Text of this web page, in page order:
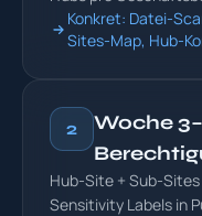
Konkret: Datei-
Sites-Map, Hub-
2
Woche
Hub-Site + Sub-
Sensitivity Labels in